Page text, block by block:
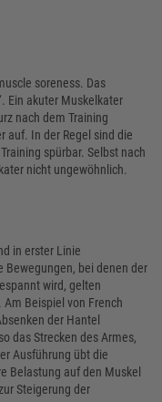
soreness. Das
Ein akuter Muskelkater
nach dem Training
auf. In der Regel sind die
spürbar. Selbst nach
nicht ungewöhnlich.
in erster Linie
Bewegungen, bei denen der
wird, gelten
Beispiel von French
der Hantel
das Strecken des Armes,
Ausführung übt die
Belastung auf den Muskel
Steigerung der